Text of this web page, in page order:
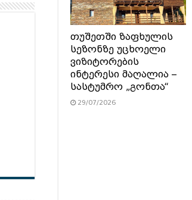
თუშეთში ზაფხულის
სეზონზე უცხოელი
ვიზიტორების
ინტერესი მაღალია –
სასტუმრო „გონთა“
29/07/2026